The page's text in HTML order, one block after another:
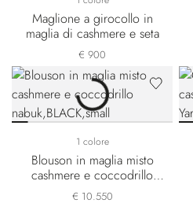
Maglione a girocollo in
maglia di cashmere e seta
€ 900
1 colore
Blouson in maglia misto
cashmere e coccodrillo
nabuk
€ 10.550